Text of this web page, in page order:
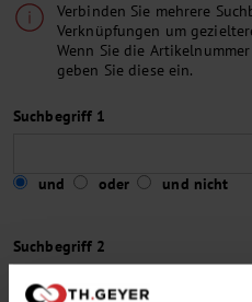
Verbinden Sie mehrere
Verknüpfungen um
Wenn Sie die
geben Sie diese ein.
Suchbegriff 1
und oder und nicht
Suchbegriff 2